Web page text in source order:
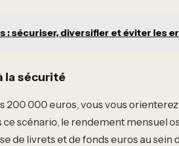
: sécuriser, diversifier et éviter les
la sécurité
000 euros, vous vous orienterez
ce scénario, le rendement mensuel
de livrets et de fonds euros au sein